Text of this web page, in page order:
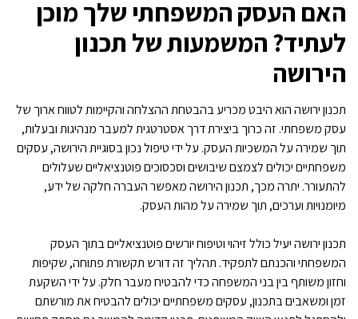
האם העסק המשפחתי שלך מוכן
לעתיד? המשמעות של תכנון
הירושה
תכנון ירושה הוא היבט מכריע בהבטחת ההצלחה והקיימות לטווח ארוך של
עסק משפחתי. זה כרוך ביצירת דרך אסטרטגית למעבר מנהיגות ובעלות,
תוך שמירה על המשכיות העסק. על ידי טיפול נכון בסוגיית הירושה, עסקים
משפחתיים יכולים לצמצם שיבושים וסכסוכים פוטנציאליים שעלולים
להתעורר. יתרה מכך, תכנון הירושה מאפשר העברה חלקה של ידע,
מיומנויות וערכים, תוך שמירה על מהות העסק.
תכנון ירושה יעיל כולל זיהוי וטיפוח יורשים פוטנציאליים בתוך העסק
המשפחתי והכנתם לתפקיד. תהליך זה דורש תקשורת פתוחה, שקיפות
וחזון משותף בין בני המשפחה כדי להבטיח מעבר חלק. על ידי השקעת
זמן ומשאבים בתכנון, עסקים משפחתיים יכולים להבטיח את מורשתם